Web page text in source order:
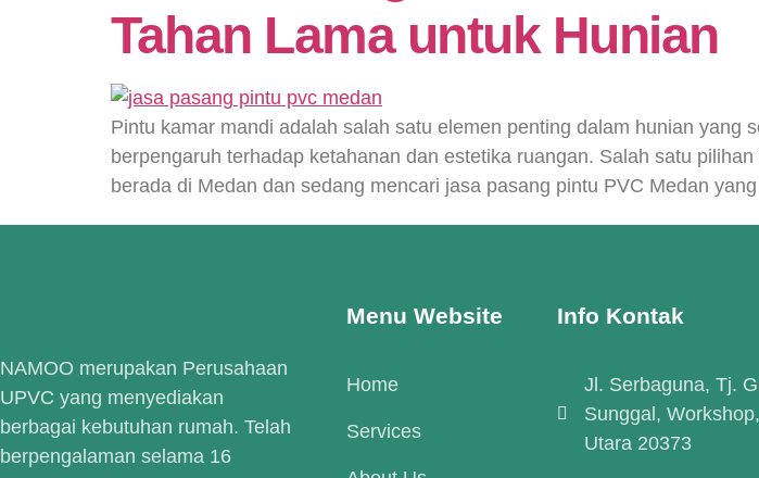
Tahan Lama untuk Hunian
Pintu kamar mandi adalah salah satu elemen penting dalam hunian yang
berpengaruh terhadap ketahanan dan estetika ruangan. Salah satu
berada di Medan dan sedang mencari jasa pasang pintu PVC Medan
NAMOO merupakan Perusahaan
UPVC yang menyediakan
berbagai kebutuhan rumah. Telah
berpengalaman selama 16
Menu Website
Home
Services
Info Kontak
Jl. Serbaguna, Tj.
Sunggal,
Utara 20373